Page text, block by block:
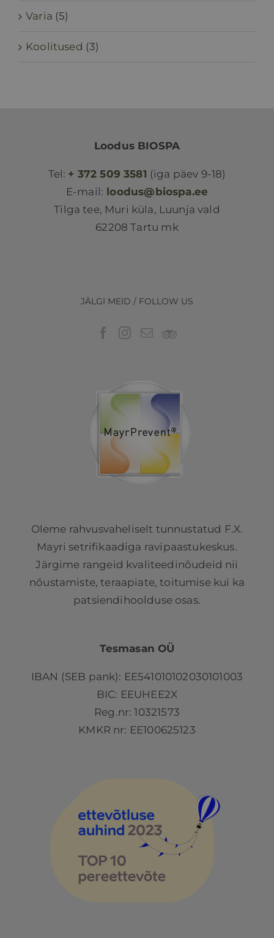
Varia (5)
Koolitused (3)
Loodus BIOSPA
Tel: + 372 509 3581 (iga päev 9-18)
E-mail: loodus@biospa.ee
Tilga tee, Muri küla, Luunja vald
62208 Tartu mk
JÄLGI MEID / FOLLOW US
Oleme rahvusvaheliselt tunnustatud F.X.
Mayri setrifikaadiga ravipaastukeskus.
Järgime rangeid kvaliteedinõudeid nii
nõustamiste, teraapiate, toitumise kui ka
patsiendihoolduse osas.
Tesmasan OÜ
IBAN (SEB pank): EE541010102030101003
BIC: EEUHEE2X
Reg.nr: 10321573
KMKR nr: EE100625123